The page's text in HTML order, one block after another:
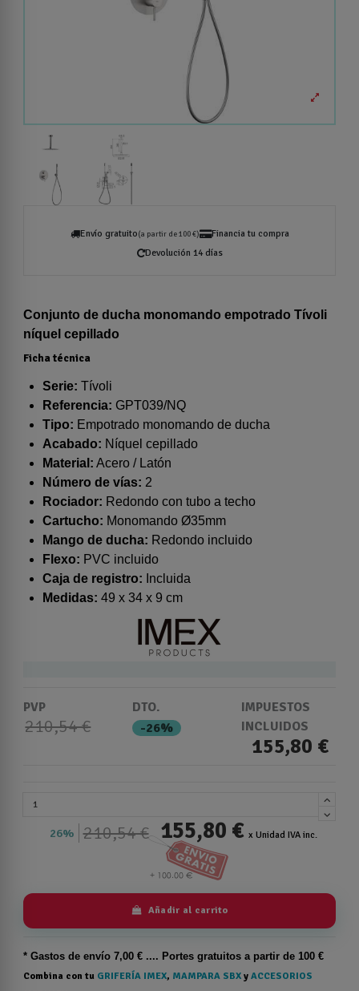
Envío gratuito(a partir de 100 €)
Financia tu compra
Devolución 14 días
Conjunto de ducha monomando empotrado Tívoli
níquel cepillado
Ficha técnica
Serie: Tívoli
Referencia: GPT039/NQ
Tipo: Empotrado monomando de ducha
Acabado: Níquel cepillado
Material: Acero / Latón
Número de vías: 2
Rociador: Redondo con tubo a techo
Cartucho: Monomando Ø35mm
Mango de ducha: Redondo incluido
Flexo: PVC incluido
Caja de registro: Incluida
Medidas: 49 x 34 x 9 cm
PVP
210,54 €
DTO.
-26%
IMPUESTOS
INCLUIDOS
155,80 €
26% 210,54 € 155,80 € x Unidad IVA inc.
Añadir al carrito
* Gastos de envío 7,00 € .... Portes gratuitos a partir de 100 €
Combina con tu GRIFERÍA IMEX, MAMPARA SBX y ACCESORIOS